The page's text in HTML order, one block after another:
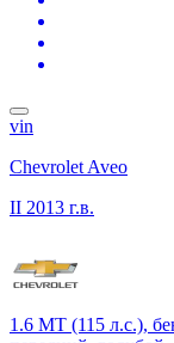
vin
Chevrolet Aveo
II 2013 г.в.
1.6 MT (115 л.с.),